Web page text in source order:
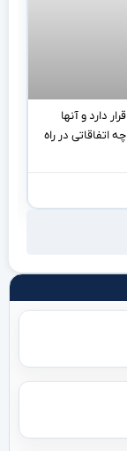
دارد و آنها
اتفاقاتی در راه